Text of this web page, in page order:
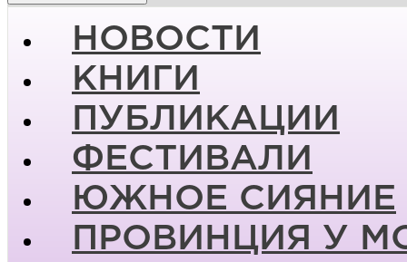
НОВОСТИ
КНИГИ
ПУБЛИКАЦИИ
ФЕСТИВАЛИ
ЮЖНОЕ СИЯНИЕ
ПРОВИНЦИЯ У